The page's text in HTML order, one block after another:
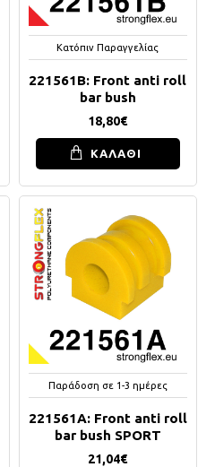
Κατόπιν Παραγγελίας
221561B: Front anti roll
bar bush
18,80€
ΚΑΛΑΘΙ
Παράδοση σε 1-3 ημέρες
221561A: Front anti roll
bar bush SPORT
21,04€